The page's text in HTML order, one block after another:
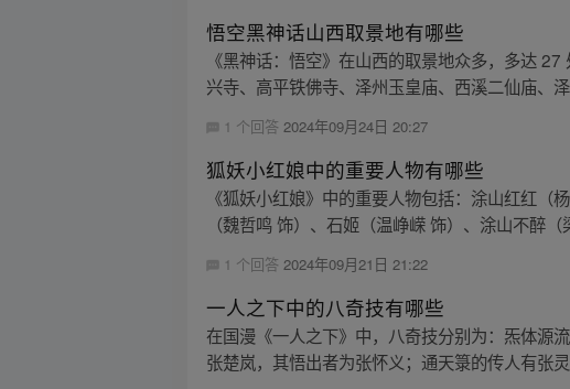
悟空黑神话山西取景地有哪些
《黑神话：悟空》在山西的取景地众多，多达
兴寺、高平铁佛寺、泽州玉皇庙、西溪二仙庙、泽
1 个回答 2024年09月24日 20:27
狐妖小红娘中的重要人物有哪些
《狐妖小红娘》中的重要人物包括：涂山红红
（魏哲鸣 饰）、石姬（温峥嵘 饰）、涂山不醉
1 个回答 2024年09月21日 21:22
一人之下中的八奇技有哪些
在国漫《一人之下》中，八奇技分别为：炁体源
张楚岚，其悟出者为张怀义；通天箓的传人有张